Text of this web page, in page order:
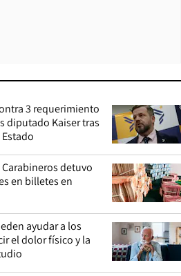
3 requerimiento
diputado Kaiser tras
detuvo
en billetes en
ayudar a los
el dolor físico y la